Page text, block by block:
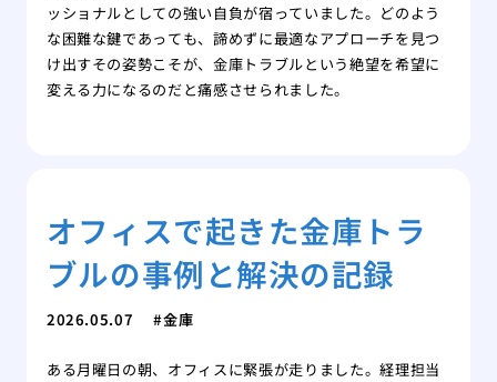
ッショナルとしての強い自負が宿っていました。どのよう
な困難な鍵であっても、諦めずに最適なアプローチを見つ
け出すその姿勢こそが、金庫トラブルという絶望を希望に
変える力になるのだと痛感させられました。
オフィスで起きた金庫トラ
ブルの事例と解決の記録
2026.05.07 金庫
ある月曜日の朝、オフィスに緊張が走りました。経理担当